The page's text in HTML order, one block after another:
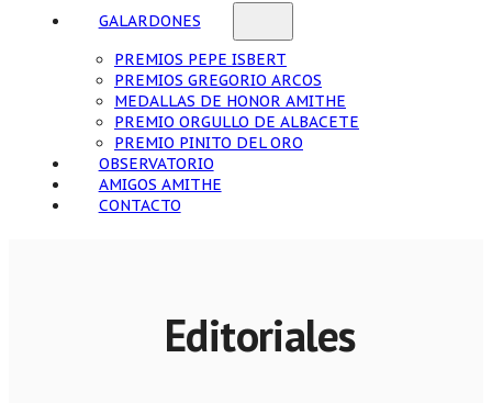
GALARDONES
PREMIOS PEPE ISBERT
PREMIOS GREGORIO ARCOS
MEDALLAS DE HONOR AMITHE
PREMIO ORGULLO DE ALBACETE
PREMIO PINITO DEL ORO
OBSERVATORIO
AMIGOS AMITHE
CONTACTO
Editoriales